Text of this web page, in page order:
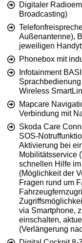
Digitaler
Broadcasting)
Außenantenne),
jeweiligen
Phonebox mit
Infotainment
Wireless
Mapcare
Verbindung mit
Skoda Care
SOS-
Aktivierung bei
Mobilitätsservice
schnellen Hilfe
(Möglichkeit der
Fragen rund um
via Smartphone,
einschalten,
(Verlängerung